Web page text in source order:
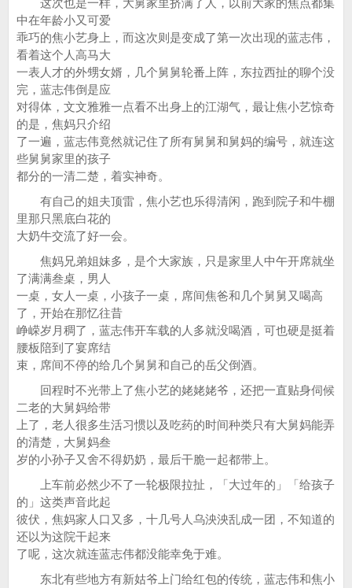
这次也是一样，大舅家里挤满了人，以前大家的焦点都集
中在年龄小又可爱
乖巧的焦小艺身上，而这次则是变成了第一次出现的蓝志伟，
看着这个人高马大
一表人才的外甥女婿，几个舅舅轮番上阵，东拉西扯的聊个没
完，蓝志伟倒是应
对得体，文文雅雅一点看不出身上的江湖气，最让焦小艺惊奇
的是，焦妈只介绍
了一遍，蓝志伟竟然就记住了所有舅舅和舅妈的编号，就连这
些舅舅家里的孩子
都分的一清二楚，着实神奇。
有自己的姐夫顶雷，焦小艺也乐得清闲，跑到院子和牛棚
里那只黑底白花的
大奶牛交流了好一会。
焦妈兄弟姐妹多，是个大家族，只是家里人中午开席就坐
了满满叁桌，男人
一桌，女人一桌，小孩子一桌，席间焦爸和几个舅舅又喝高
了，开始在那忆往昔
峥嵘岁月稠了，蓝志伟开车载的人多就没喝酒，可也硬是挺着
腰板陪到了宴席结
束，席间不停的给几个舅舅和自己的岳父倒酒。
回程时不光带上了焦小艺的姥姥姥爷，还把一直贴身伺候
二老的大舅妈给带
上了，老人很多生活习惯以及吃药的时间种类只有大舅妈能弄
的清楚，大舅妈叁
岁的小孙子又舍不得奶奶，最后干脆一起都带上。
上车前必然少不了一轮极限拉扯，「大过年的」「给孩子
的」这类声音此起
彼伏，焦妈家人口又多，十几号人乌泱泱乱成一团，不知道的
还以为这院干起来
了呢，这次就连蓝志伟都没能幸免于难。
东北有些地方有新姑爷上门给红包的传统，蓝志伟和焦小